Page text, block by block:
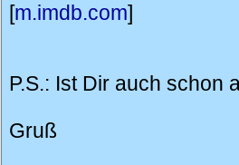
[m.imdb.com]
P.S.: Ist Dir auch schon
Gruß